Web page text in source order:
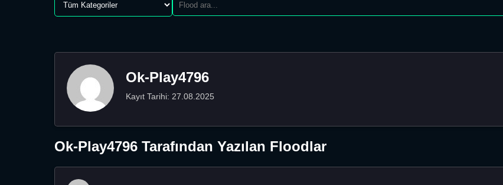
Ok-Play4796
Kayıt Tarihi: 27.08.2025
Ok-Play4796 Tarafından Yazılan Floodlar